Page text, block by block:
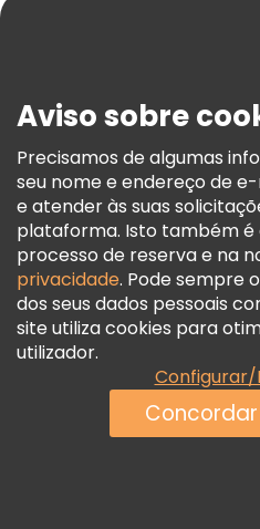
Termos E Informações
Política De Cookies
Freetour Prémios
Programa De Fidelidade
Aviso sobre
Precisamos de algumas
seu nome e endereço de
e atender às suas
plataforma. Isto também
processo de reserva e na
privacidade. Pode sempre
dos seus dados pessoais
site utiliza cookies para
utilizador.